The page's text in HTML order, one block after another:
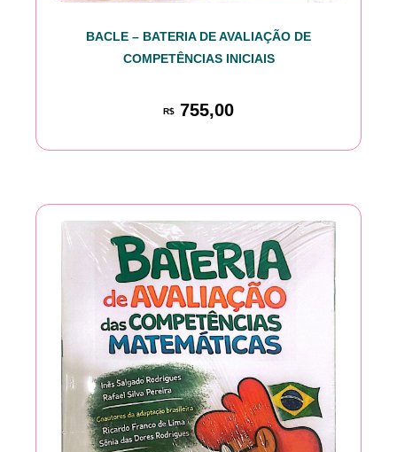
BACLE – BATERIA DE AVALIAÇÃO DE
COMPETÊNCIAS INICIAIS
R$ 755,00